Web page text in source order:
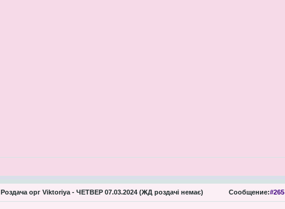
Роздача орг Viktoriya - ЧЕТВЕР 07.03.2024 (ЖД роздачі немає) Сообщение:#265